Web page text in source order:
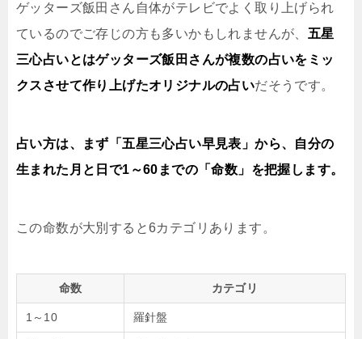
ゲッターズ飯田さん自体がテレビでよく取り上げられ
ているのでご存じの方も多いかもしれませんが、 五星
三心占いとはゲッターズ飯田さんが複数の占いをミッ
クスさせて作り上げたオリジナルの占いだそうです。
占い方は、まず「五星三心占い早見表」から、自分の
生まれた月と日で1～60までの「命数」を把握します。
この命数が大別すると6カテゴリあります。
命数 カテゴリ
1～10 羅針盤